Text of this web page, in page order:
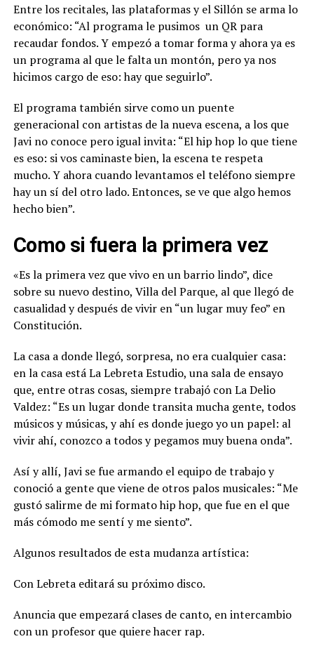
Entre los recitales, las plataformas y el Sillón se arma lo
económico: “Al programa le pusimos un QR para
recaudar fondos. Y empezó a tomar forma y ahora ya es
un programa al que le falta un montón, pero ya nos
hicimos cargo de eso: hay que seguirlo”.
El programa también sirve como un puente
generacional con artistas de la nueva escena, a los que
Javi no conoce pero igual invita: “El hip hop lo que tiene
es eso: si vos caminaste bien, la escena te respeta
mucho. Y ahora cuando levantamos el teléfono siempre
hay un sí del otro lado. Entonces, se ve que algo hemos
hecho bien”.
Como si fuera la primera vez
«Es la primera vez que vivo en un barrio lindo”, dice
sobre su nuevo destino, Villa del Parque, al que llegó de
casualidad y después de vivir en “un lugar muy feo” en
Constitución.
La casa a donde llegó, sorpresa, no era cualquier casa:
en la casa está La Lebreta Estudio, una sala de ensayo
que, entre otras cosas, siempre trabajó con La Delio
Valdez: “Es un lugar donde transita mucha gente, todos
músicos y músicas, y ahí es donde juego yo un papel: al
vivir ahí, conozco a todos y pegamos muy buena onda”.
Así y allí, Javi se fue armando el equipo de trabajo y
conoció a gente que viene de otros palos musicales: “Me
gustó salirme de mi formato hip hop, que fue en el que
más cómodo me sentí y me siento”.
Algunos resultados de esta mudanza artística:
Con Lebreta editará su próximo disco.
Anuncia que empezará clases de canto, en intercambio
con un profesor que quiere hacer rap.